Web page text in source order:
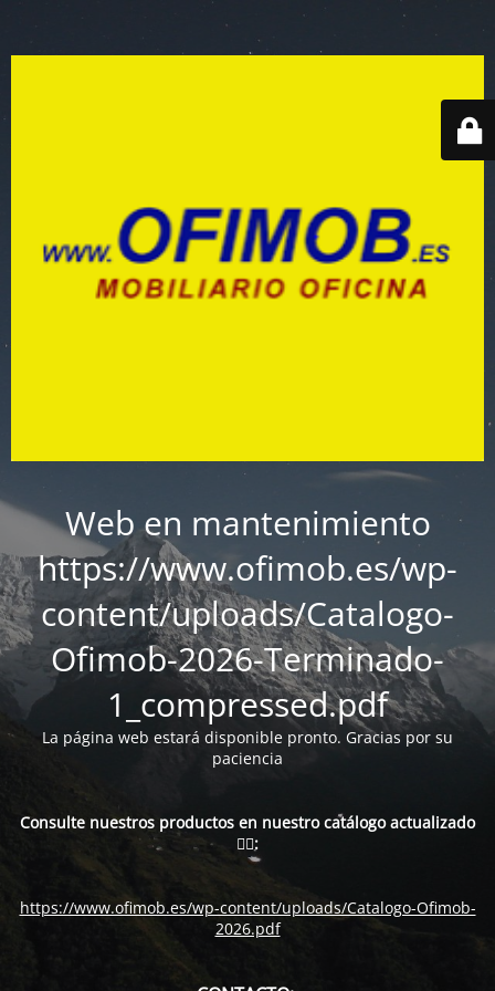
Web en mantenimiento
https://www.ofimob.es/wp-
content/uploads/Catalogo-
Ofimob-2026-Terminado-
1_compressed.pdf
La página web estará disponible pronto. Gracias por su
paciencia
Consulte nuestros productos en nuestro catálogo actualizado
👇🏻:
https://www.ofimob.es/wp-content/uploads/Catalogo-Ofimob-
2026.pdf